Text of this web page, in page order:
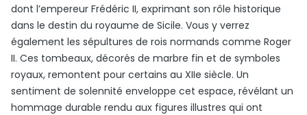
dont l’empereur Frédéric II, exprimant son rôle historique
dans le destin du royaume de Sicile. Vous y verrez
également les sépultures de rois normands comme Roger
II. Ces tombeaux, décorés de marbre fin et de symboles
royaux, remontent pour certains au XIIe siècle. Un
sentiment de solennité enveloppe cet espace, révélant un
hommage durable rendu aux figures illustres qui ont